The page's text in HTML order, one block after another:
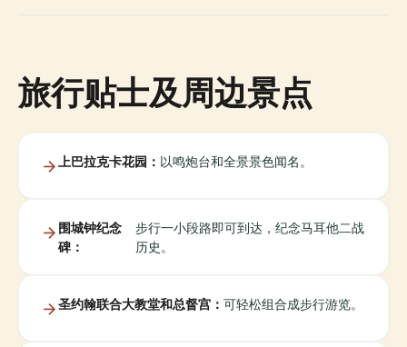
旅行贴士及周边景点
上巴拉克卡花园： 以鸣炮台和全景景色闻名。
围城钟纪念
碑：
步行一小段路即可到达，纪念马耳他二战
历史。
圣约翰联合大教堂和总督宫： 可轻松组合成步行游览。